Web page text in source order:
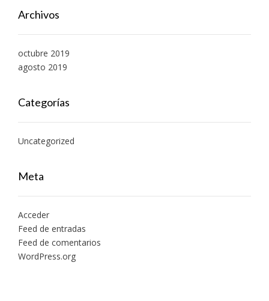
Archivos
octubre 2019
agosto 2019
Categorías
Uncategorized
Meta
Acceder
Feed de entradas
Feed de comentarios
WordPress.org